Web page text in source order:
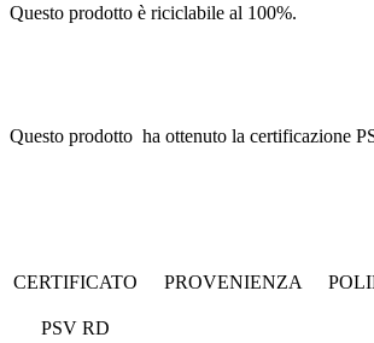
Questo prodotto è riciclabile al 100%.
Questo prodotto ha ottenuto la certificazione
CERTIFICATO PROVENIENZA
PSV RD